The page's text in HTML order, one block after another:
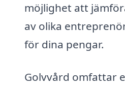
möjlighet att
av olika
för dina pengar.
Golvvård omfattar